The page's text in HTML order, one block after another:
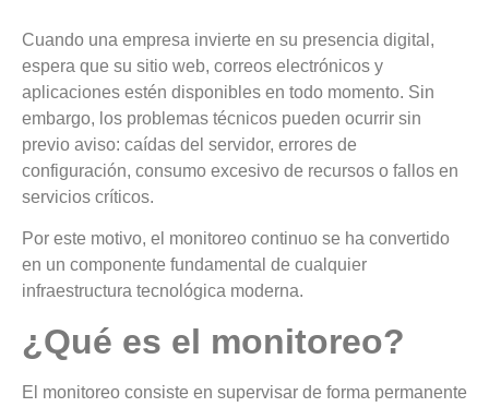
Cuando una empresa invierte en su presencia digital,
espera que su sitio web, correos electrónicos y
aplicaciones estén disponibles en todo momento. Sin
embargo, los problemas técnicos pueden ocurrir sin
previo aviso: caídas del servidor, errores de
configuración, consumo excesivo de recursos o fallos en
servicios críticos.
Por este motivo, el monitoreo continuo se ha convertido
en un componente fundamental de cualquier
infraestructura tecnológica moderna.
¿Qué es el monitoreo?
El monitoreo consiste en supervisar de forma permanente